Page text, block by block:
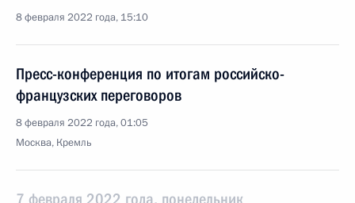
8 февраля 2022 года, 15:10
Пресс-конференция по итогам российско-
французских переговоров
8 февраля 2022 года, 01:05
Москва, Кремль
7 февраля 2022 года, понедельник